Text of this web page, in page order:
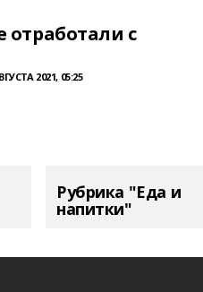
отработали с
2021, 05:25
Рубрика "Еда и
напитки"